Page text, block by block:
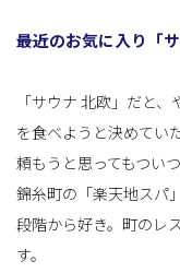
――最近のお気に入り「
「サウナ 北欧」だと
を食べようと決めてい
頼もうと思ってもつい
錦糸町の「楽天地スパ
段階から好き。町のレ
す。